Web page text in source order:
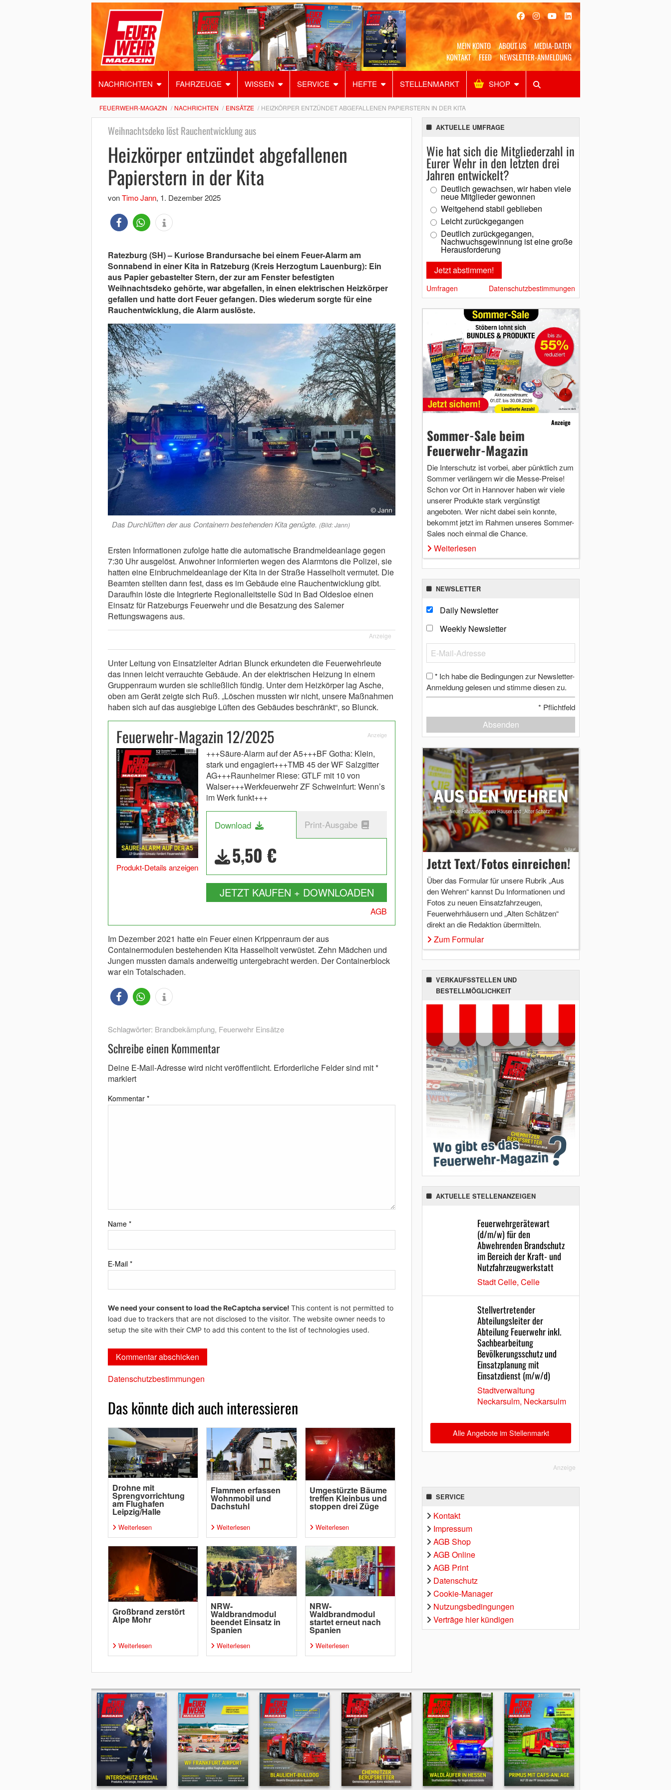
MEIN KONTO ABOUT US
MEDIA-DATEN
KONTAKT
FEED NEWSLETTER-ANMELDUNG
NACHRICHTEN FAHRZEUGE WISSEN SERVICE HEFTE STELLENMARKT SHOP
Alles Shop SUCHEN
FEUERWEHR-MAGAZIN NACHRICHTEN EINSÄTZE HEIZKÖRPER ENTZÜNDET ABGEFALLENEN PAPIERSTERN IN DER KITA
Weihnachtsdeko löst Rauchentwicklung aus
Heizkörper entzündet abgefallenen
Papierstern in der Kita
vonTimo Jann, 1. Dezember 2025
Ratezburg (SH) – Kuriose Brandursache bei einem Feuer-Alarm am
Sonnabend in einer Kita in Ratzeburg (Kreis Herzogtum Lauenburg): Ein
aus Papier gebastelter Stern, der zur am Fenster befestigten
Weihnachtsdeko gehörte, war abgefallen, in einen elektrischen Heizkörper
gefallen und hatte dort Feuer gefangen. Dies wiederum sorgte für eine
Rauchentwicklung, die Alarm auslöste.
Das Durchlüften der aus Containern bestehenden Kita genügte. (Bild: Jann)
Ersten Informationen zufolge hatte die automatische Brandmeldeanlage gegen
7:30 Uhr ausgelöst. Anwohner informierten wegen des Alarmtons die Polizei, sie
hatten eine Einbruchmeldeanlage der Kita in der Straße Hasselholt vermutet. Die
Beamten stellten dann fest, dass es im Gebäude eine Rauchentwicklung gibt.
Daraufhin löste die Integrierte Regionalleitstelle Süd in Bad Oldesloe einen
Einsatz für Ratzeburgs Feuerwehr und die Besatzung des Salemer
Rettungswagens aus.
Anzeige
Unter Leitung von Einsatzleiter Adrian Blunck erkundeten die Feuerwehrleute
das innen leicht verrauchte Gebäude. An der elektrischen Heizung in einem
Gruppenraum wurden sie schließlich fündig. Unter dem Heizkörper lag Asche,
oben am Gerät zeigte sich Ruß. „Löschen mussten wir nicht, unsere Maßnahmen
haben sich auf das ausgiebige Lüften des Gebäudes beschränkt“, so Blunck.
Feuerwehr-Magazin 12/2025 Anzeige
Produkt-Details anzeigen
+++Säure-Alarm auf der A5+++BF Gotha: Klein,
stark und engagiert+++TMB 45 der WF Salzgitter
AG+++Raunheimer Riese: GTLF mit 10 von
Walser+++Werkfeuerwehr ZF Schweinfurt: Wenn’s
im Werk funkt+++
Download Print-Ausgabe
5,50 €
JETZT KAUFEN + DOWNLOADEN
AGB
Im Dezember 2021 hatte ein Feuer einen Krippenraum der aus
Containermodulen bestehenden Kita Hasselholt verwüstet. Zehn Mädchen und
Jungen mussten damals anderweitig untergebracht werden. Der Containerblock
war ein Totalschaden.
Schlagwörter: Brandbekämpfung, Feuerwehr Einsätze
Schreibe einen Kommentar
Deine E-Mail-Adresse wird nicht veröffentlicht. Erforderliche Felder sind mit*
markiert
Kommentar *
Name *
E-Mail *
We need your consent to load the ReCaptcha service! This content is not permitted to
load due to trackers that are not disclosed to the visitor. The website owner needs to
setup the site with their CMP to add this content to the list of technologies used.
Datenschutzbestimmungen
Das könnte dich auch interessieren
Drohne mit
Sprengvorrichtung
am Flughafen
Leipzig/Halle
Weiterlesen
Flammen erfassen
Wohnmobil und
Dachstuhl
Weiterlesen
Umgestürzte Bäume
treffen Kleinbus und
stoppen drei Züge
Weiterlesen
Großbrand zerstört
Alpe Mohr
Weiterlesen
NRW-
Waldbrandmodul
beendet Einsatz in
Spanien
Weiterlesen
NRW-
Waldbrandmodul
startet erneut nach
Spanien
Weiterlesen
AKTUELLE UMFRAGE
Wie hat sich die Mitgliederzahl in
Eurer Wehr in den letzten drei
Jahren entwickelt?
Deutlich gewachsen, wir haben viele
neue Mitglieder gewonnen
Weitgehend stabil geblieben
Leicht zurückgegangen
Deutlich zurückgegangen,
Nachwuchsgewinnung ist eine große
Herausforderung
Umfragen Datenschutzbestimmungen
Anzeige
Sommer-Sale beim
Feuerwehr-Magazin
Die Interschutz ist vorbei, aber pünktlich zum
Sommer verlängern wir die Messe-Preise!
Schon vor Ort in Hannover haben wir viele
unserer Produkte stark vergünstigt
angeboten. Wer nicht dabei sein konnte,
bekommt jetzt im Rahmen unseres Sommer-
Sales noch einmal die Chance.
Weiterlesen
NEWSLETTER
Daily Newsletter
Weekly Newsletter
* Ich habe die Bedingungen zur Newsletter-
Anmeldung gelesen und stimme diesen zu.
* Pflichtfeld
Absenden
Jetzt Text/Fotos einreichen!
Über das Formular für unsere Rubrik „Aus
den Wehren“ kannst Du Informationen und
Fotos zu neuen Einsatzfahrzeugen,
Feuerwehrhäusern und „Alten Schätzen“
direkt an die Redaktion übermitteln.
Zum Formular
VERKAUFSSTELLEN UND
BESTELLMÖGLICHKEIT
AKTUELLE STELLENANZEIGEN
Feuerwehrgerätewart
(d/m/w) für den
Abwehrenden Brandschutz
im Bereich der Kraft- und
Nutzfahrzeugwerkstatt
Stadt Celle, Celle
Stellvertretender
Abteilungsleiter der
Abteilung Feuerwehr inkl.
Sachbearbeitung
Bevölkerungsschutz und
Einsatzplanung mit
Einsatzdienst (m/w/d)
Stadtverwaltung
Neckarsulm, Neckarsulm
Alle Angebote im Stellenmarkt
Anzeige
SERVICE
Kontakt
Impressum
AGB Shop
AGB Online
AGB Print
Datenschutz
Cookie-Manager
Nutzungsbedingungen
Verträge hier kündigen